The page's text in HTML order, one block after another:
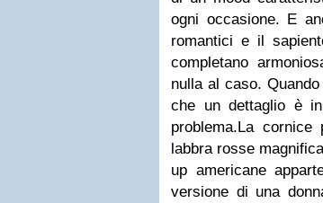
ogni occasione. E
romantici e il
completano
nulla al caso.
che un dettaglio è
problema.La
labbra rosse
up americane
versione di una